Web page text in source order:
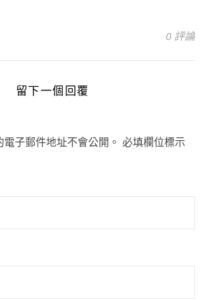
0 評論
留下一個回覆
子郵件地址不會公開。 必填欄位標示